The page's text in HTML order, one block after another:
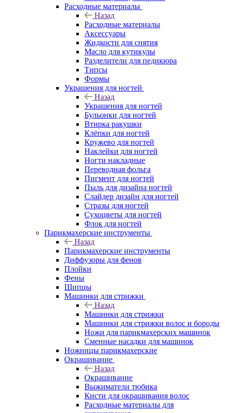
Расходные материалы
Назад
Расходные материалы
Аксессуары
Жидкости для снятия
Масло для кутикулы
Разделители для педикюра
Типсы
Формы
Украшения для ногтей
Назад
Украшения для ногтей
Бульонки для ногтей
Втирка ракушки
Клёпки для ногтей
Кружево для ногтей
Наклейки для ногтей
Ногти накладные
Переводная фольга
Пигмент для ногтей
Пыль для дизайна ногтей
Слайдер дизайн для ногтей
Стразы для ногтей
Сухоцветы для ногтей
Флок для ногтей
Парикмахерские инструменты
Назад
Парикмахерские инструменты
Диффузоры для фенов
Плойки
Фены
Щипцы
Машинки для стрижки
Назад
Машинки для стрижки
Машинки для стрижки волос и бороды
Ножи для парикмахерских машинок
Сменные насадки для машинок
Ножницы парикмахерские
Окрашивание
Назад
Окрашивание
Выжиматели тюбика
Кисти для окрашивания волос
Расходные материалы для